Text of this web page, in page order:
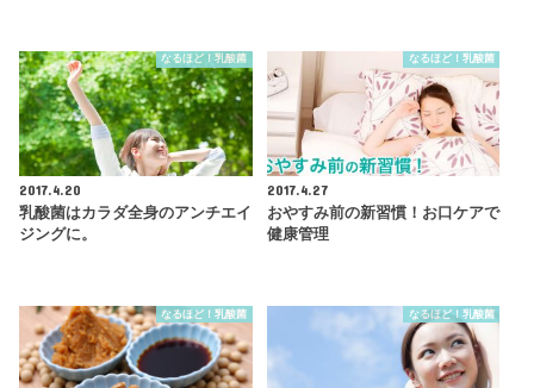
なるほど！乳酸菌
2017.4.20
乳酸菌はカラダ全身のアンチエイ
ジングに。
なるほど！乳酸菌
2017.4.27
おやすみ前の新習慣！お口ケアで
健康管理
なるほど！乳酸菌 なるほど！乳酸菌